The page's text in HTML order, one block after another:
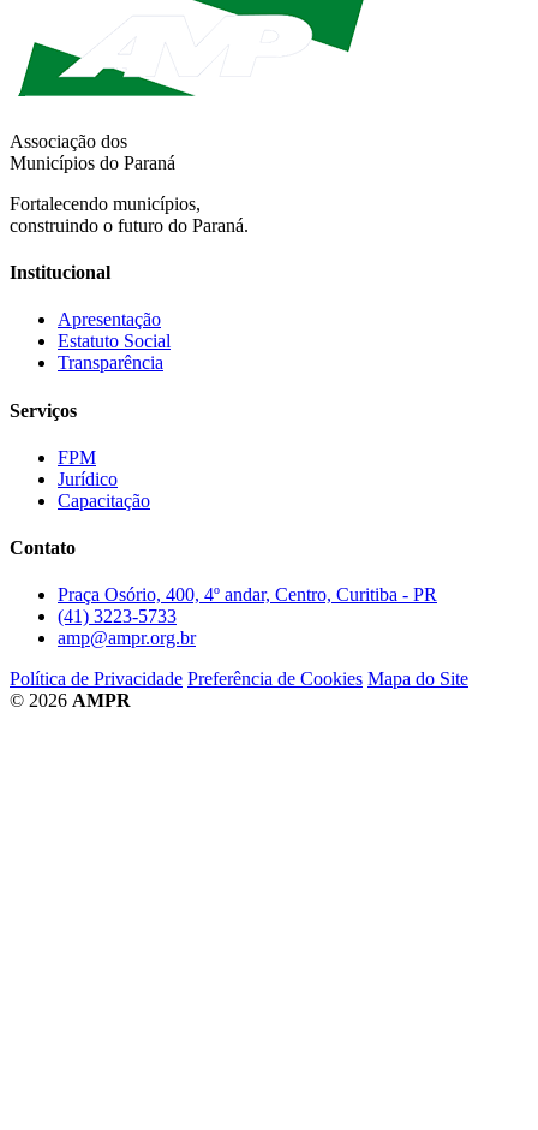
Associação dos
Municípios do Paraná
Fortalecendo municípios,
construindo o futuro do Paraná.
Institucional
Apresentação
Estatuto Social
Transparência
Serviços
FPM
Jurídico
Capacitação
Contato
Praça Osório, 400, 4º andar, Centro, Curitiba - PR
(41) 3223-5733
amp@ampr.org.br
Política de Privacidade Preferência de Cookies Mapa do Site
© 2026 AMPR